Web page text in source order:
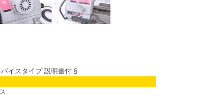
イスタイプ 説明書付 §